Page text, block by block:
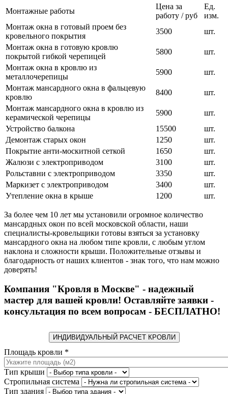
Монтажные работы
Цена за
работу / руб
Ед.
изм.
Монтаж окна в готовый проем без
кровельного покрытия
3500
шт.
Монтаж окна в готовую кровлю
покрытой гибкой черепицей
5800
шт.
Монтаж окна в кровлю из
металлочерепицы
5900
шт.
Монтаж мансардного окна в фальцевую
кровлю
8400
шт.
Монтаж мансардного окна в кровлю из
керамической черепицы
5900
шт.
Устройство балкона
15500
шт.
Демонтаж старых окон
1250
шт.
Покрытие анти-москитной сеткой
1650
шт.
Жалюзи с электроприводом
3100
шт.
Рольставни с электроприводом
3350
шт.
Маркизет с электроприводом
3400
шт.
Утепление окна в крыше
1200 шт.
За более чем 10 лет мы установили огромное количество
мансардных окон по всей московской области, наши
специалисты-кровельщики готовы взяться за установку
мансардного окна на любом типе кровли, с любым углом
наклона и сложности крыши. Положительные отзывы и
благодарность от наших клиентов - знак того, что нам можно
доверять!
Компания "Кровля в Москве" - надежный
мастер для вашей кровли! Оставляйте заявки -
консультация по всем вопросам - БЕСПЛАТНО!
ИНДИВИДУАЛЬНЫЙ РАСЧЕТ КРОВЛИ
Площадь кровли *
Тип крыши
Стропильная система
Тип здания